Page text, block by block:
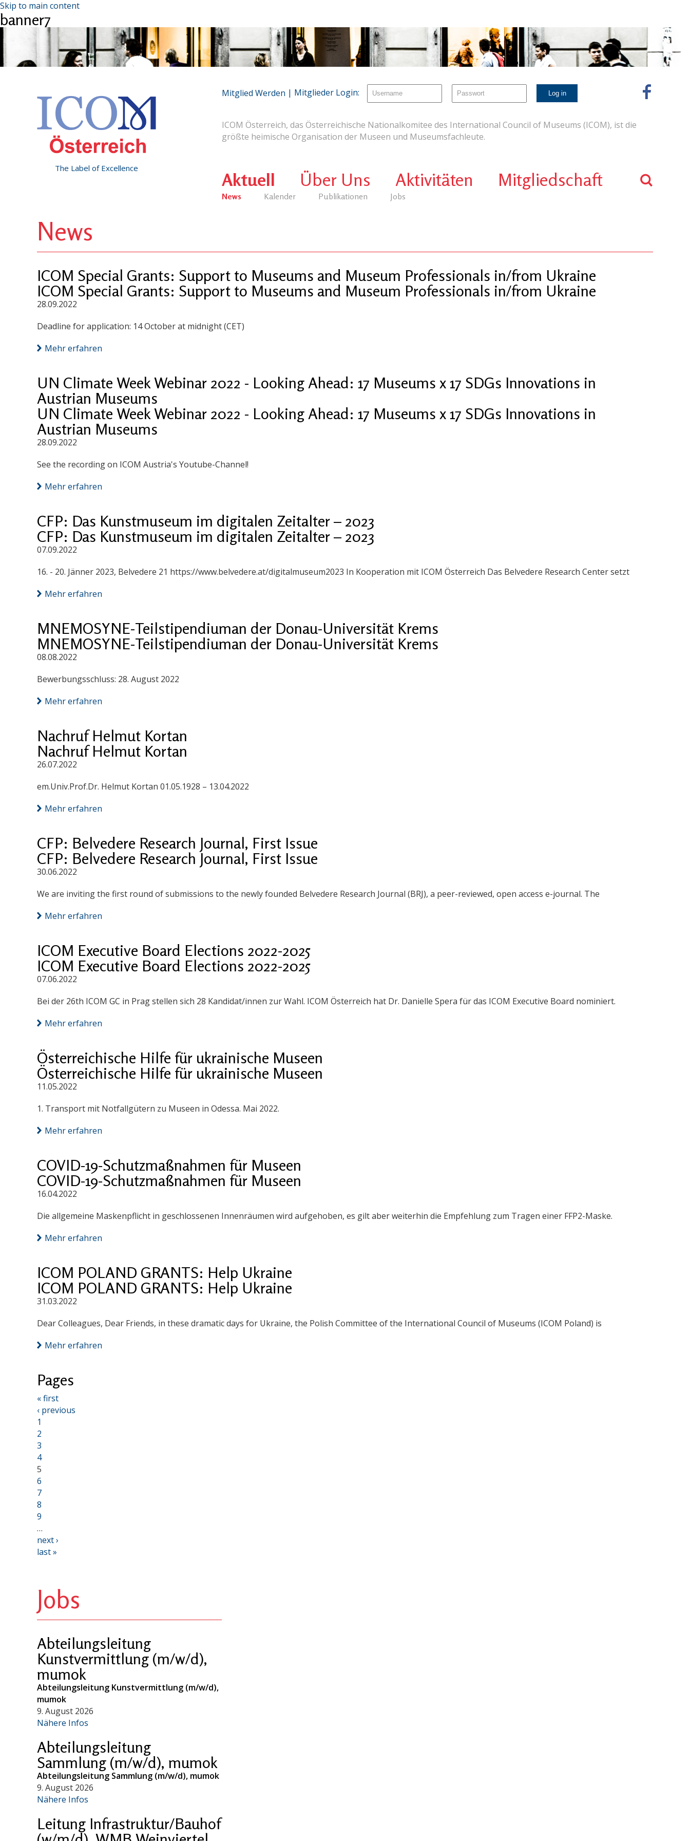
Skip to main content
banner7
The Label of Excellence
ICOM Österreich, das Österreichische Nationalkomitee des International Council of Museums (ICOM), ist die
größte heimische Organisation der Museen und Museumsfachleute.
Aktuell
News Kalender Publikationen Jobs
Über Uns Aktivitäten Mitgliedschaft
Mitglied Werden | Mitglieder Login:
News
ICOM Special Grants: Support to Museums and Museum Professionals in/from Ukraine
ICOM Special Grants: Support to Museums and Museum Professionals in/from Ukraine
28.09.2022
Deadline for application: 14 October at midnight (CET)
Mehr erfahren
UN Climate Week Webinar 2022 - Looking Ahead: 17 Museums x 17 SDGs Innovations in
Austrian Museums
UN Climate Week Webinar 2022 - Looking Ahead: 17 Museums x 17 SDGs Innovations in
Austrian Museums
28.09.2022
See the recording on ICOM Austria's Youtube-Channel!
Mehr erfahren
CFP: Das Kunstmuseum im digitalen Zeitalter – 2023
CFP: Das Kunstmuseum im digitalen Zeitalter – 2023
07.09.2022
16. - 20. Jänner 2023, Belvedere 21 https://www.belvedere.at/digitalmuseum2023 In Kooperation mit ICOM Österreich Das Belvedere Research Center setzt
Mehr erfahren
MNEMOSYNE-Teilstipendiuman der Donau-Universität Krems
MNEMOSYNE-Teilstipendiuman der Donau-Universität Krems
08.08.2022
Bewerbungsschluss: 28. August 2022
Mehr erfahren
Nachruf Helmut Kortan
Nachruf Helmut Kortan
26.07.2022
em.Univ.Prof.Dr. Helmut Kortan 01.05.1928 – 13.04.2022
Mehr erfahren
CFP: Belvedere Research Journal, First Issue
CFP: Belvedere Research Journal, First Issue
30.06.2022
We are inviting the first round of submissions to the newly founded Belvedere Research Journal (BRJ), a peer-reviewed, open access e-journal. The
Mehr erfahren
ICOM Executive Board Elections 2022-2025
ICOM Executive Board Elections 2022-2025
07.06.2022
Bei der 26th ICOM GC in Prag stellen sich 28 Kandidat/innen zur Wahl. ICOM Österreich hat Dr. Danielle Spera für das ICOM Executive Board nominiert.
Mehr erfahren
Österreichische Hilfe für ukrainische Museen
Österreichische Hilfe für ukrainische Museen
11.05.2022
1. Transport mit Notfallgütern zu Museen in Odessa. Mai 2022.
Mehr erfahren
COVID-19-Schutzmaßnahmen für Museen
COVID-19-Schutzmaßnahmen für Museen
16.04.2022
Die allgemeine Maskenpflicht in geschlossenen Innenräumen wird aufgehoben, es gilt aber weiterhin die Empfehlung zum Tragen einer FFP2-Maske.
Mehr erfahren
ICOM POLAND GRANTS: Help Ukraine
ICOM POLAND GRANTS: Help Ukraine
31.03.2022
Dear Colleagues, Dear Friends, in these dramatic days for Ukraine, the Polish Committee of the International Council of Museums (ICOM Poland) is
Mehr erfahren
Pages
« first
‹ previous
1
2
3
4
5
6
7
8
9
…
next ›
last »
Jobs
Abteilungsleitung
Kunstvermittlung (m/w/d),
mumok
Abteilungsleitung Kunstvermittlung (m/w/d),
mumok
9. August 2026
Nähere Infos
Abteilungsleitung
Sammlung (m/w/d), mumok
Abteilungsleitung Sammlung (m/w/d), mumok
9. August 2026
Nähere Infos
Leitung Infrastruktur/Bauhof